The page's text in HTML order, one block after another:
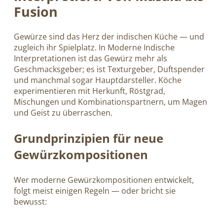
Fusion
Gewürze sind das Herz der indischen Küche — und
zugleich ihr Spielplatz. In Moderne Indische
Interpretationen ist das Gewürz mehr als
Geschmacksgeber; es ist Texturgeber, Duftspender
und manchmal sogar Hauptdarsteller. Köche
experimentieren mit Herkunft, Röstgrad,
Mischungen und Kombinationspartnern, um Magen
und Geist zu überraschen.
Grundprinzipien für neue
Gewürzkompositionen
Wer moderne Gewürzkompositionen entwickelt,
folgt meist einigen Regeln — oder bricht sie
bewusst: